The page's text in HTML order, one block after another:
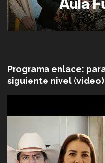
Programa enlace:
siguiente nivel (video)